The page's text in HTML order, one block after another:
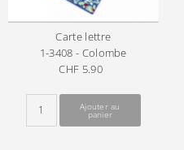
Carte lettre
1-3408 - Colombe
Prix
CHF 5.90